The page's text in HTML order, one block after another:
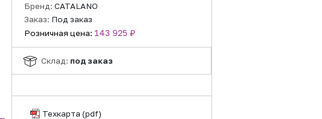
Бренд: CATALANO
Заказ: Под заказ
Розничная цена: 143 925 ₽
Склад: под заказ
Техкарта (pdf)